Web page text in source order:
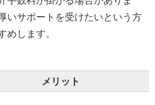
いサポートを受けたいという方
めします。
メリット